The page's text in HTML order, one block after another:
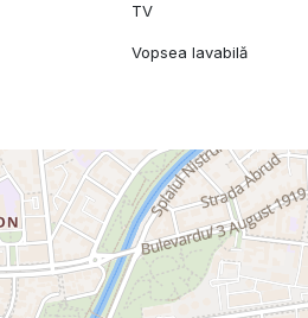
TV
Vopsea lavabilă